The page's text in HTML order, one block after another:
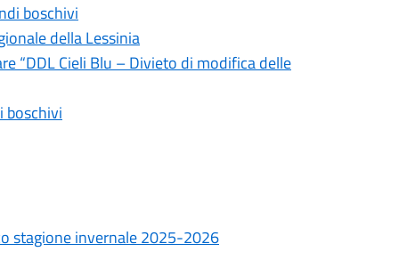
boschivi
della Lessinia
“DDL Cieli Blu – Divieto di modifica delle
boschivi
stagione invernale 2025-2026